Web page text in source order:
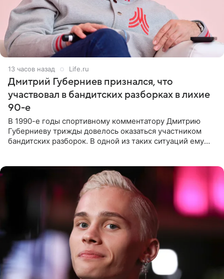
13 часов назад Life.ru
Дмитрий Губерниев признался, что
участвовал в бандитских разборках в лихие
90-е
В 1990-е годы спортивному комментатору Дмитрию
Губерниеву трижды довелось оказаться участником
бандитских разборок. В одной из таких ситуаций ему